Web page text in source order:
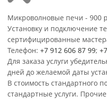
Микроволновые печи - 900
Установку и подключение
сертифицированные
Телефон: +7 912 606 87 99;
Для заказа услуги
дней до желаемой даты
В стоимость стандартного
стандартные услуги.